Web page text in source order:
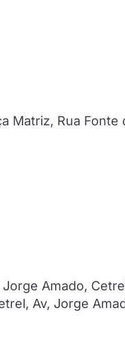
Matriz, Rua Fonte
Amado,
Av, Jorge